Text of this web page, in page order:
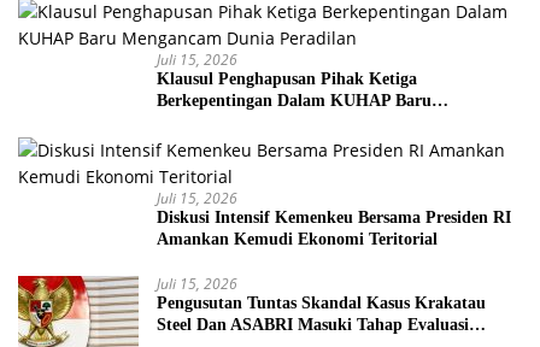
Juli 15, 2026
Klausul Penghapusan Pihak Ketiga
Berkepentingan Dalam KUHAP Baru
Juli 15, 2026
Diskusi Intensif Kemenkeu Bersama Presiden RI
Amankan Kemudi Ekonomi Teritorial
Juli 15, 2026
Pengusutan Tuntas Skandal Kasus Krakatau
Steel Dan ASABRI Masuki Tahap Evaluasi